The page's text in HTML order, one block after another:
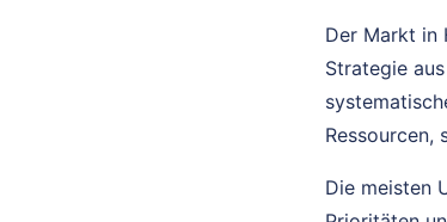
Der Markt in
Strategie
Ressourcen,
Die meisten